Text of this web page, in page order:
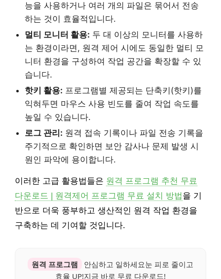
능을 사용하거나 여러 개의 파일은 묶어서 전송
하는 것이 효율적입니다.
멀티 모니터 활용: 두 대 이상의 모니터를 사용하
는 환경이라면, 원격 제어 시에도 동일한 멀티 모
니터 환경을 구성하여 작업 공간을 확장할 수 있
습니다.
핫키 활용: 프로그램별 제공되는 단축키(핫키)를
익혀두면 마우스 사용 빈도를 줄여 작업 속도를
높일 수 있습니다.
로그 관리: 원격 접속 기록이나 파일 전송 기록을
주기적으로 확인하면 보안 감사나 문제 발생 시
원인 파악에 용이합니다.
이러한 고급 활용법들은 원격 프로그램 추천 무료
다운로드 | 원격제어 프로그램 무료 설치 방법을 기
반으로 더욱 풍부하고 생산적인 원격 작업 환경을
구축하는 데 기여할 것입니다.
원격 프로그램
안심하고 일하세요눈 피로 줄이고
효율 UP!지금 바로 무료 다운로드!